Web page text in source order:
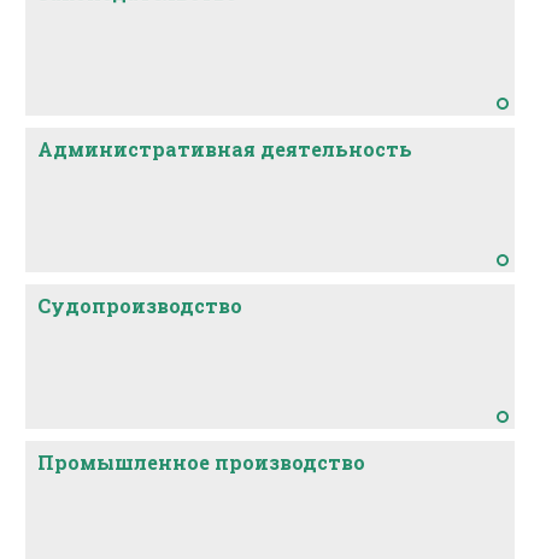
Административная деятельность
Судопроизводство
Промышленное производство